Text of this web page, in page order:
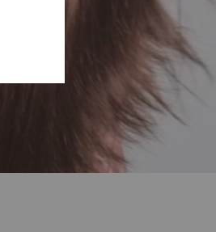
Da sie tief in
Hautzellen und
erhält.